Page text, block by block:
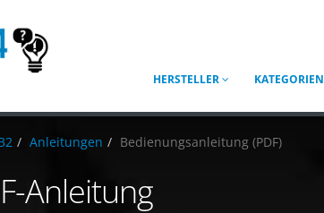
HERSTELLER KATEGORIEN
Anleitungen Bedienungsanleitung (PDF)
Anleitung